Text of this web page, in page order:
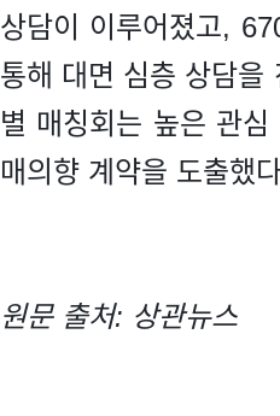
상담이 이루어졌고,
통해 대면 심층 상담을
별 매칭회는 높은 관
매의향 계약을 도출했
원문 출처: 상관뉴스